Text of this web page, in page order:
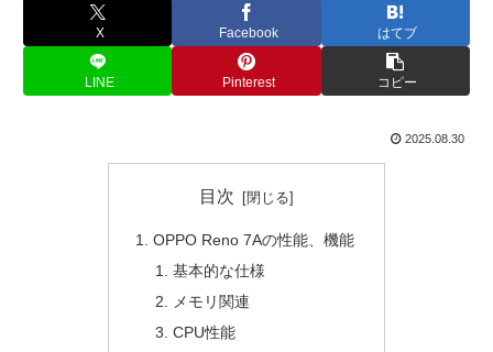
X Facebook はてブ
LINE Pinterest コピー
2025.08.30
目次
OPPO Reno 7Aの性能、機能
基本的な仕様
メモリ関連
CPU性能